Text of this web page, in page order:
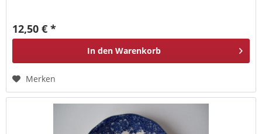
12,50 € *
In den Warenkorb
Merken